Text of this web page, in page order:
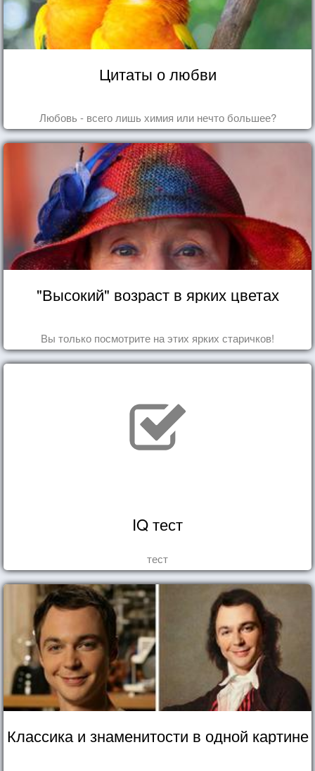
Цитаты о любви
Любовь - всего лишь химия или нечто большее?
"Высокий" возраст в ярких цветах
Вы только посмотрите на этих ярких старичков!
IQ тест
тест
Классика и знаменитости в одной картине